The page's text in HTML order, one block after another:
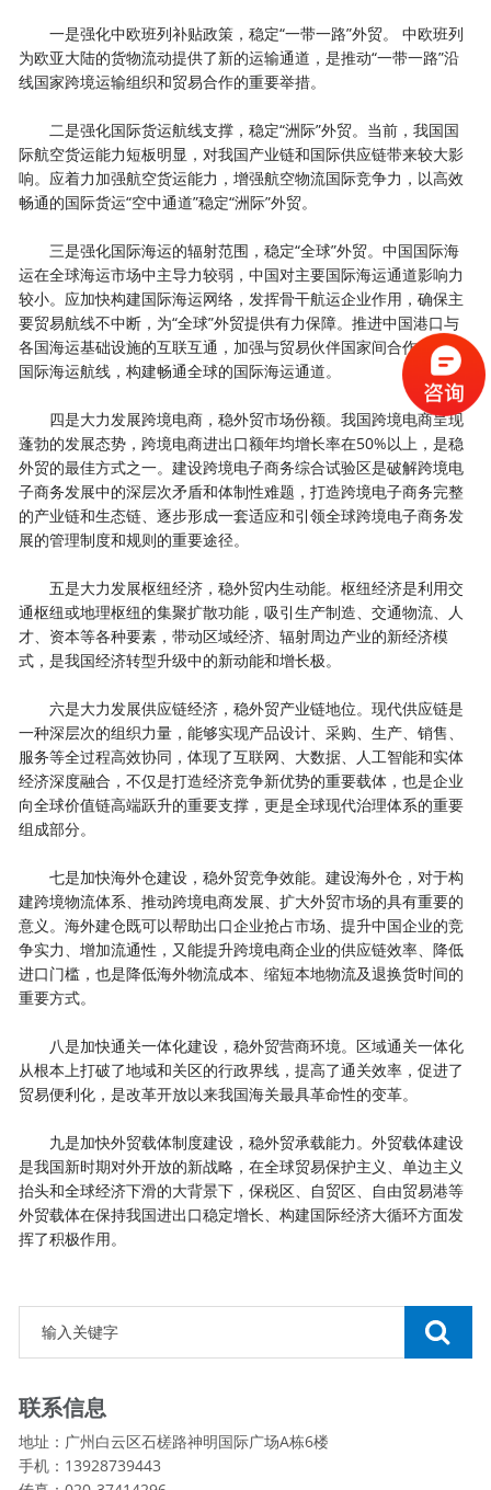
一是强化中欧班列补贴政策，稳定“一带一路”外贸。 中欧班列
为欧亚大陆的货物流动提供了新的运输通道，是推动“一带一路”沿
线国家跨境运输组织和贸易合作的重要举措。
二是强化国际货运航线支撑，稳定“洲际”外贸。当前，我国国
际航空货运能力短板明显，对我国产业链和国际供应链带来较大影
响。应着力加强航空货运能力，增强航空物流国际竞争力，以高效
畅通的国际货运“空中通道”稳定“洲际”外贸。
三是强化国际海运的辐射范围，稳定“全球”外贸。中国国际海
运在全球海运市场中主导力较弱，中国对主要国际海运通道影响力
较小。应加快构建国际海运网络，发挥骨干航运企业作用，确保主
要贸易航线不中断，为“全球”外贸提供有力保障。推进中国港口与
各国海运基础设施的互联互通，加强与贸易伙伴国家间合作，加密
国际海运航线，构建畅通全球的国际海运通道。
四是大力发展跨境电商，稳外贸市场份额。我国跨境电商呈现
蓬勃的发展态势，跨境电商进出口额年均增长率在50%以上，是稳
外贸的最佳方式之一。建设跨境电子商务综合试验区是破解跨境电
子商务发展中的深层次矛盾和体制性难题，打造跨境电子商务完整
的产业链和生态链、逐步形成一套适应和引领全球跨境电子商务发
展的管理制度和规则的重要途径。
五是大力发展枢纽经济，稳外贸内生动能。枢纽经济是利用交
通枢纽或地理枢纽的集聚扩散功能，吸引生产制造、交通物流、人
才、资本等各种要素，带动区域经济、辐射周边产业的新经济模
式，是我国经济转型升级中的新动能和增长极。
六是大力发展供应链经济，稳外贸产业链地位。现代供应链是
一种深层次的组织力量，能够实现产品设计、采购、生产、销售、
服务等全过程高效协同，体现了互联网、大数据、人工智能和实体
经济深度融合，不仅是打造经济竞争新优势的重要载体，也是企业
向全球价值链高端跃升的重要支撑，更是全球现代治理体系的重要
组成部分。
七是加快海外仓建设，稳外贸竞争效能。建设海外仓，对于构
建跨境物流体系、推动跨境电商发展、扩大外贸市场的具有重要的
意义。海外建仓既可以帮助出口企业抢占市场、提升中国企业的竞
争实力、增加流通性，又能提升跨境电商企业的供应链效率、降低
进口门槛，也是降低海外物流成本、缩短本地物流及退换货时间的
重要方式。
八是加快通关一体化建设，稳外贸营商环境。区域通关一体化
从根本上打破了地域和关区的行政界线，提高了通关效率，促进了
贸易便利化，是改革开放以来我国海关最具革命性的变革。
九是加快外贸载体制度建设，稳外贸承载能力。外贸载体建设
是我国新时期对外开放的新战略，在全球贸易保护主义、单边主义
抬头和全球经济下滑的大背景下，保税区、自贸区、自由贸易港等
外贸载体在保持我国进出口稳定增长、构建国际经济大循环方面发
挥了积极作用。
联系信息
地址：广州白云区石槎路神明国际广场A栋6楼
手机：13928739443